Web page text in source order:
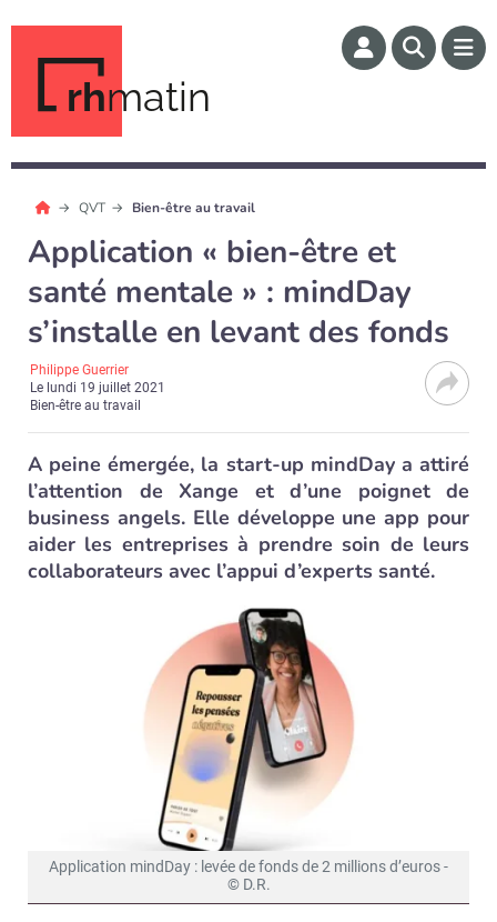
rhmatin
QVT Bien-être au travail
Application « bien-être et
santé mentale » : mindDay
s’installe en levant des fonds
Philippe Guerrier
Le lundi 19 juillet 2021
Bien-être au travail
A peine émergée, la start-up mindDay a attiré
l’attention de Xange et d’une poignet de
business angels. Elle développe une app pour
aider les entreprises à prendre soin de leurs
collaborateurs avec l’appui d’experts santé.
Application mindDay : levée de fonds de 2 millions d’euros -
© D.R.